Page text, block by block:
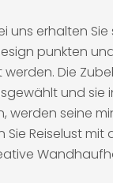
uns erhalten
punkten
Die
und
werden seine
Reiselust mit